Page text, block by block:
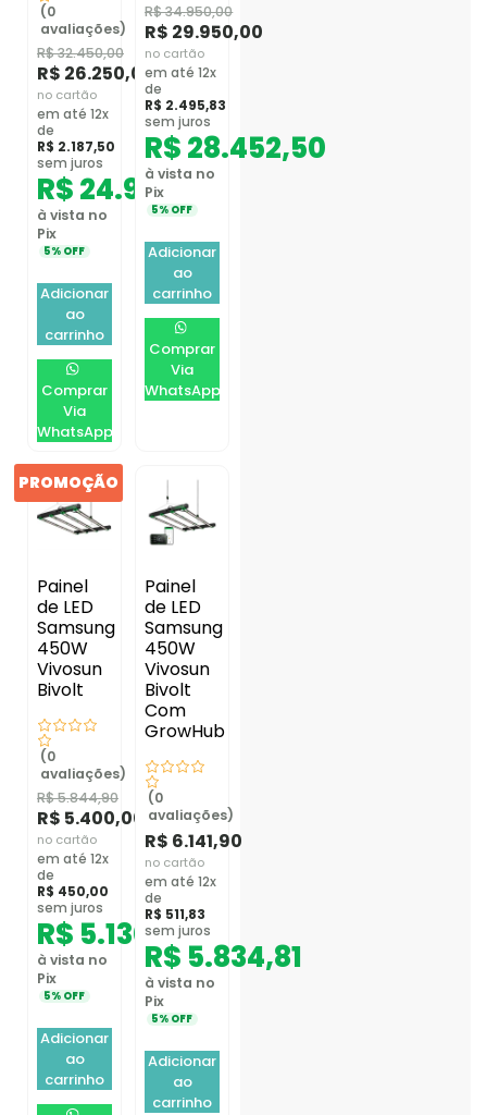
(0
avaliações)
R$32.450,00
R$ 26.250,00
no cartão
em até 12x
de
R$ 2.187,50
sem juros
R$24.937,50
à vista no
Pix
5% OFF
Adicionar
ao
carrinho
Comprar
Via
WhatsApp
R$34.950,00
R$ 29.950,00
no cartão
em até 12x
de
R$ 2.495,83
sem juros
R$28.452,50
à vista no
Pix
5% OFF
Adicionar
ao
carrinho
Comprar
Via
WhatsApp
PROMOÇÃO
Painel
de LED
Samsung
450W
Vivosun
Bivolt
(0
avaliações)
R$5.844,90
R$ 5.400,00
no cartão
em até 12x
de
R$ 450,00
sem juros
R$ 5.130,00
à vista no
Pix
5% OFF
Adicionar
ao
carrinho
Painel
de LED
Samsung
450W
Vivosun
Bivolt
Com
GrowHub
(0
avaliações)
R$ 6.141,90
no cartão
em até 12x
de
R$ 511,83
sem juros
R$ 5.834,81
à vista no
Pix
5% OFF
Adicionar
ao
carrinho